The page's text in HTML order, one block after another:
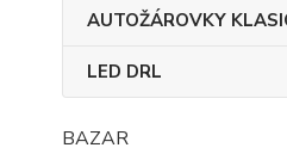
AUTOŽÁROVKY
LED DRL
BAZAR